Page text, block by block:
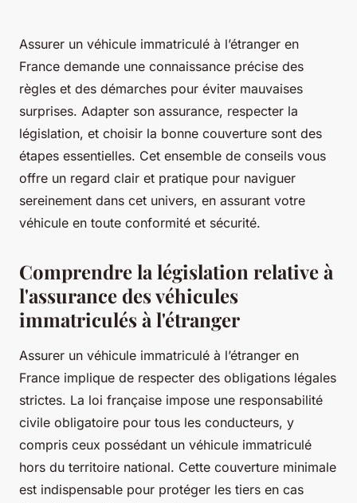
Assurer un véhicule immatriculé à l’étranger en
France demande une connaissance précise des
règles et des démarches pour éviter mauvaises
surprises. Adapter son assurance, respecter la
législation, et choisir la bonne couverture sont des
étapes essentielles. Cet ensemble de conseils vous
offre un regard clair et pratique pour naviguer
sereinement dans cet univers, en assurant votre
véhicule en toute conformité et sécurité.
Comprendre la législation relative à
l'assurance des véhicules
immatriculés à l'étranger
Assurer un véhicule immatriculé à l’étranger en
France implique de respecter des obligations légales
strictes. La loi française impose une responsabilité
civile obligatoire pour tous les conducteurs, y
compris ceux possédant un véhicule immatriculé
hors du territoire national. Cette couverture minimale
est indispensable pour protéger les tiers en cas